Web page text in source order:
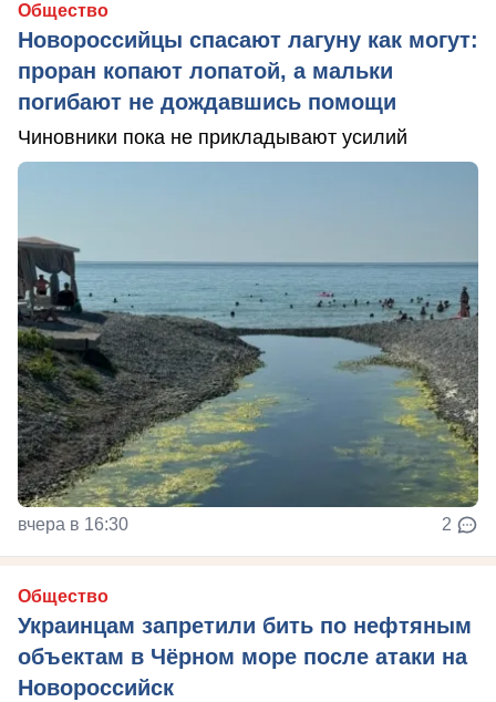
Общество
Новороссийцы спасают лагуну как могут:
проран копают лопатой, а мальки
погибают не дождавшись помощи
Чиновники пока не прикладывают усилий
вчера в 16:30 2
Общество
Украинцам запретили бить по нефтяным
объектам в Чёрном море после атаки на
Новороссийск